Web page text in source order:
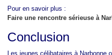
Pour en savoir plus :
Faire une rencontre sérieuse à
Conclusion
Les jeunes célibataires à Narbonne